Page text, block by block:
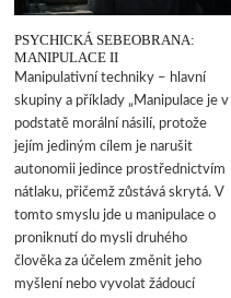
PSYCHICKÁ SEBEOBRANA:
MANIPULACE II
Manipulativní techniky – hlavní
skupiny a příklady „Manipulace je v
podstatě morální násilí, protože
jejím jediným cílem je narušit
autonomii jedince prostřednictvím
nátlaku, přičemž zůstává skrytá. V
tomto smyslu jde u manipulace o
proniknutí do mysli druhého
člověka za účelem změnit jeho
myšlení nebo vyvolat žádoucí